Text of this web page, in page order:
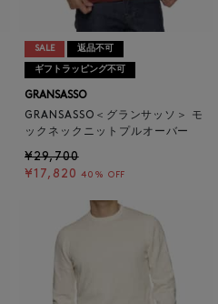
SALE 返品不可
ギフトラッピング不可
GRANSASSO
GRANSASSO＜グランサッソ＞ モ
ックネックニットプルオーバー
¥29,700
¥17,820 40% OFF